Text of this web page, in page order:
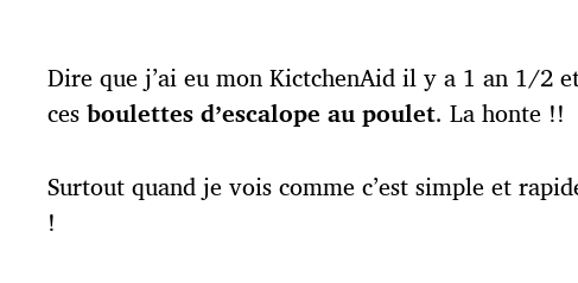
e
p
u
l
i
c
Dire que j’ai eu mon KictchenAid il y a 1 an 1/2
cesboulettes d’escalope au poulet. La honte !!
Surtout quand je vois comme c’est simple et
!